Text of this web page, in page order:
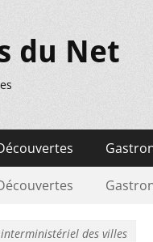
du Net
des villes